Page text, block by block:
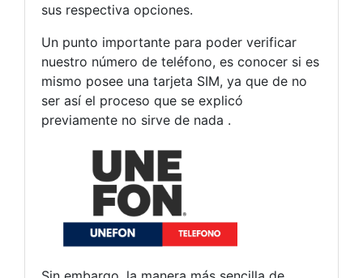
sus respectiva opciones.
Un punto importante para poder verificar
nuestro número de teléfono, es conocer si es
mismo posee una tarjeta SIM, ya que de no
ser así el proceso que se explicó
previamente no sirve de nada .